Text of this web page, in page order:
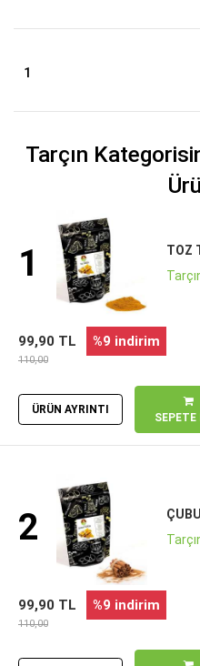
1
Tarçın
1
TOZ
99,90 TL %9 indirim
110,00
ÜRÜN AYRINTI
SEPETE
2
99,90 TL %9 indirim
110,00